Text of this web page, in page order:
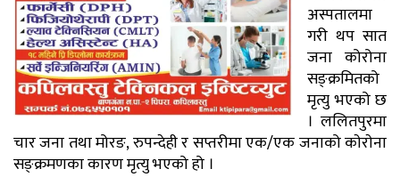
अस्पतालमा
गरी थप सात
जना कोरोना
सङ्क्रमितको
मृत्यु भएको छ
। ललितपुरमा
चार जना तथा मोरङ, रुपन्देही र सप्तरीमा एक/एक जनाको काेराेना
सङ्क्रमणका कारण मृत्यु भएको हो ।